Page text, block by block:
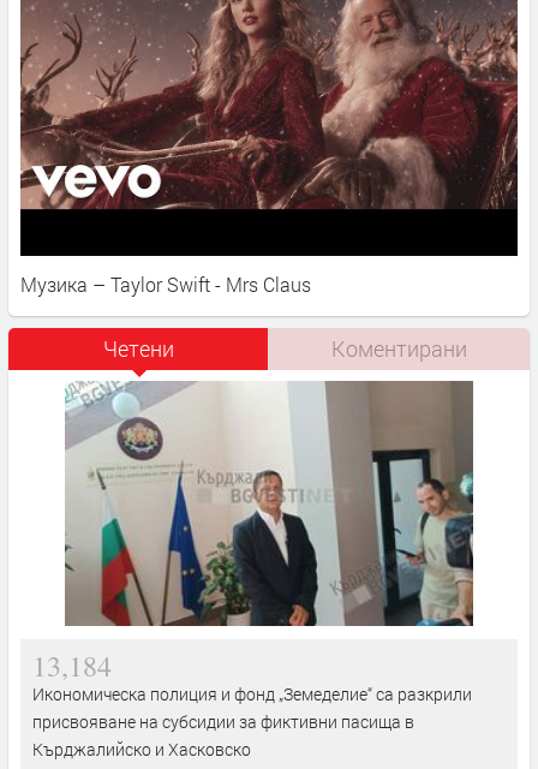
Музика – Taylor Swift - Mrs Claus
Четени Коментирани
13,184
Икономическа полиция и фонд „Земеделие“ са разкрили
присвояване на субсидии за фиктивни пасища в
Кърджалийско и Хасковско